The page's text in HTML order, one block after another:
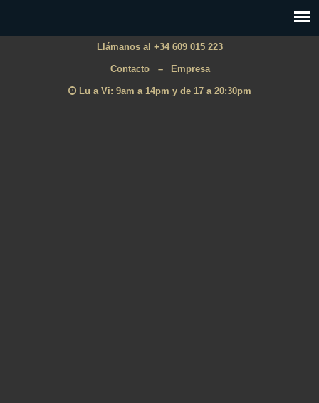
Llámanos al +34 609 015 223
Contacto – Empresa
Lu a Vi: 9am a 14pm y de 17 a 20:30pm